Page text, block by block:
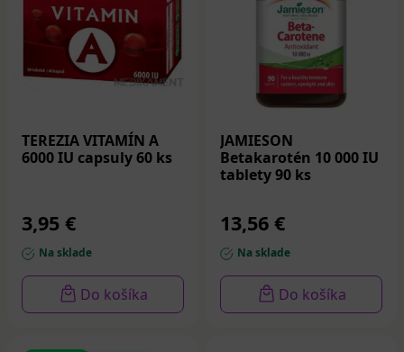
TEREZIA VITAMÍN A
6000 IU capsuly 60 ks
3,95 €
Na sklade
Do košíka
JAMIESON
Betakarotén 10 000 IU
tablety 90 ks
13,56 €
Na sklade
Do košíka